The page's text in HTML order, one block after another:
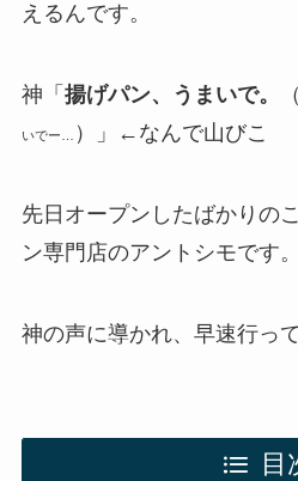
えるんです。
神「 揚げパン、うまいで。
いでー… ）」←なんで山びこ
先日オープンしたばかりの
ン専門店のアントシモです。
神の声に導かれ、早速行っ
目